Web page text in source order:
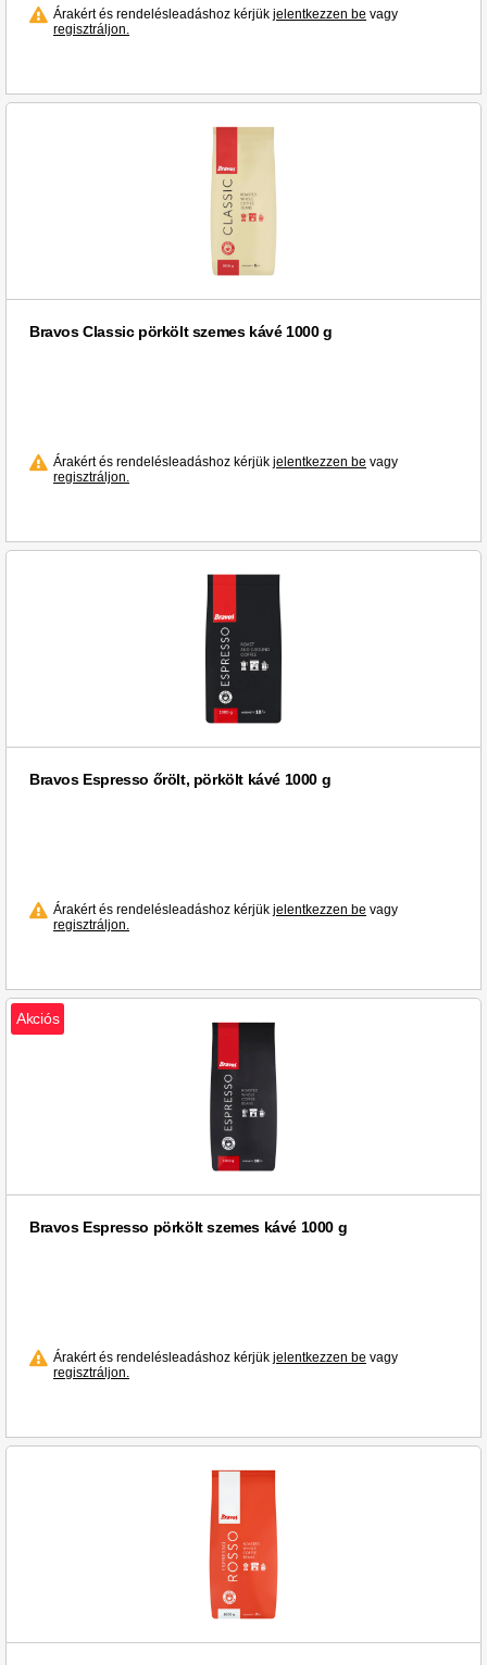
Árakért és rendelésleadáshoz kérjük jelentkezzen be vagy
regisztráljon.
Bravos Classic pörkölt szemes kávé 1000 g
Árakért és rendelésleadáshoz kérjük jelentkezzen be vagy
regisztráljon.
Bravos Espresso őrölt, pörkölt kávé 1000 g
Árakért és rendelésleadáshoz kérjük jelentkezzen be vagy
regisztráljon.
Akciós
Bravos Espresso pörkölt szemes kávé 1000 g
Árakért és rendelésleadáshoz kérjük jelentkezzen be vagy
regisztráljon.